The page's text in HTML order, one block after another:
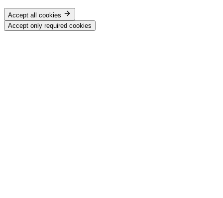
Accept all cookies
Accept only required cookies